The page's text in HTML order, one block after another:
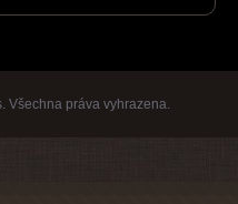
Všechna práva vyhrazena.